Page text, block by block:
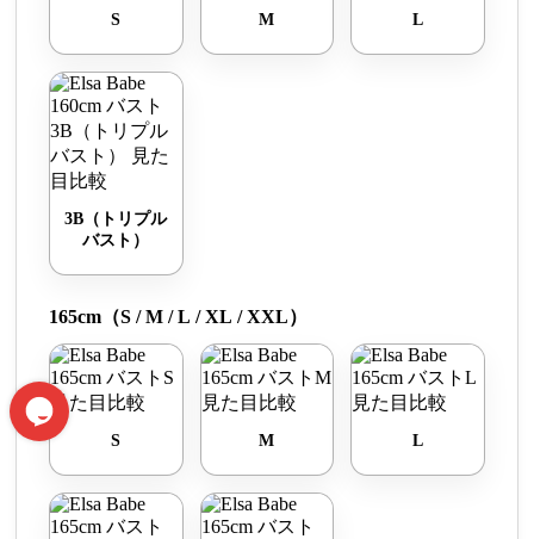
S M L
3B（トリプル
バスト）
165cm（S / M / L / XL / XXL）
S M L